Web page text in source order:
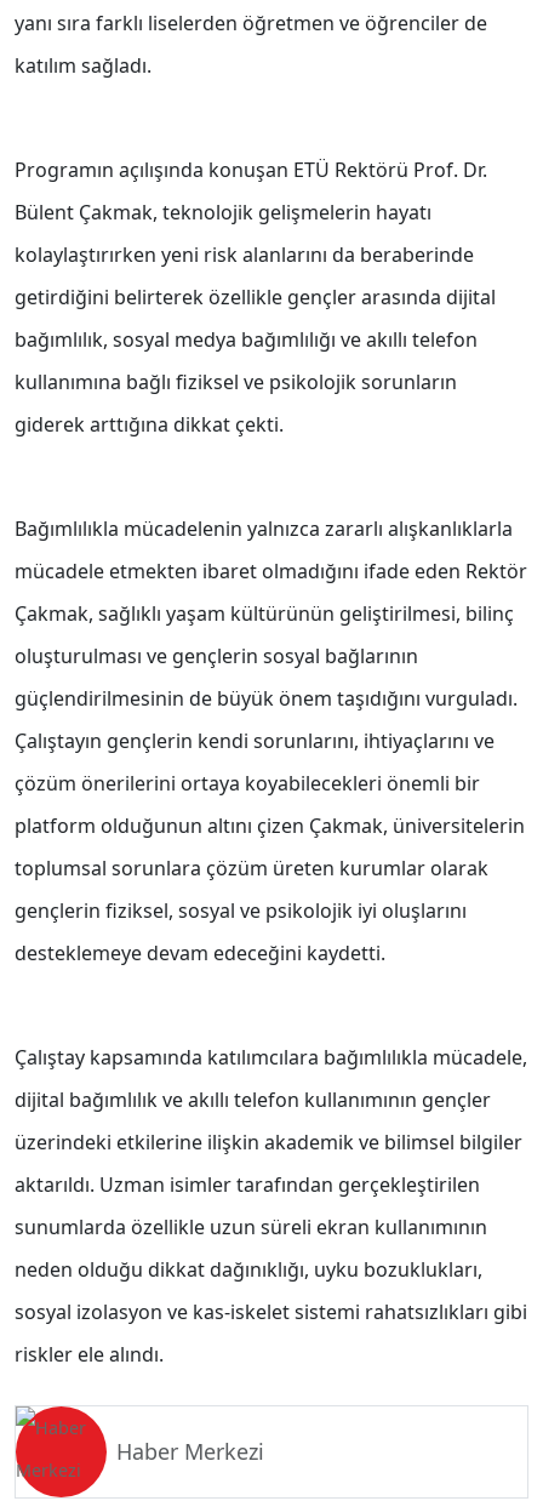
yanı sıra farklı liselerden öğretmen ve öğrenciler de
katılım sağladı.
Programın açılışında konuşan ETÜ Rektörü Prof. Dr.
Bülent Çakmak, teknolojik gelişmelerin hayatı
kolaylaştırırken yeni risk alanlarını da beraberinde
getirdiğini belirterek özellikle gençler arasında dijital
bağımlılık, sosyal medya bağımlılığı ve akıllı telefon
kullanımına bağlı fiziksel ve psikolojik sorunların
giderek arttığına dikkat çekti.
Bağımlılıkla mücadelenin yalnızca zararlı alışkanlıklarla
mücadele etmekten ibaret olmadığını ifade eden Rektör
Çakmak, sağlıklı yaşam kültürünün geliştirilmesi, bilinç
oluşturulması ve gençlerin sosyal bağlarının
güçlendirilmesinin de büyük önem taşıdığını vurguladı.
Çalıştayın gençlerin kendi sorunlarını, ihtiyaçlarını ve
çözüm önerilerini ortaya koyabilecekleri önemli bir
platform olduğunun altını çizen Çakmak, üniversitelerin
toplumsal sorunlara çözüm üreten kurumlar olarak
gençlerin fiziksel, sosyal ve psikolojik iyi oluşlarını
desteklemeye devam edeceğini kaydetti.
Çalıştay kapsamında katılımcılara bağımlılıkla mücadele,
dijital bağımlılık ve akıllı telefon kullanımının gençler
üzerindeki etkilerine ilişkin akademik ve bilimsel bilgiler
aktarıldı. Uzman isimler tarafından gerçekleştirilen
sunumlarda özellikle uzun süreli ekran kullanımının
neden olduğu dikkat dağınıklığı, uyku bozuklukları,
sosyal izolasyon ve kas-iskelet sistemi rahatsızlıkları gibi
riskler ele alındı.
Haber Merkezi